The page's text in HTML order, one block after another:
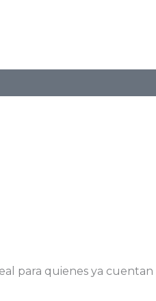
para quienes ya